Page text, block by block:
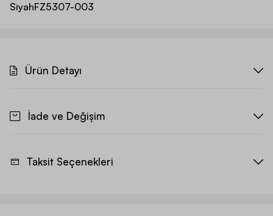
SiyahFZ5307-003
Ürün Detayı
İade ve Değişim
Taksit Seçenekleri